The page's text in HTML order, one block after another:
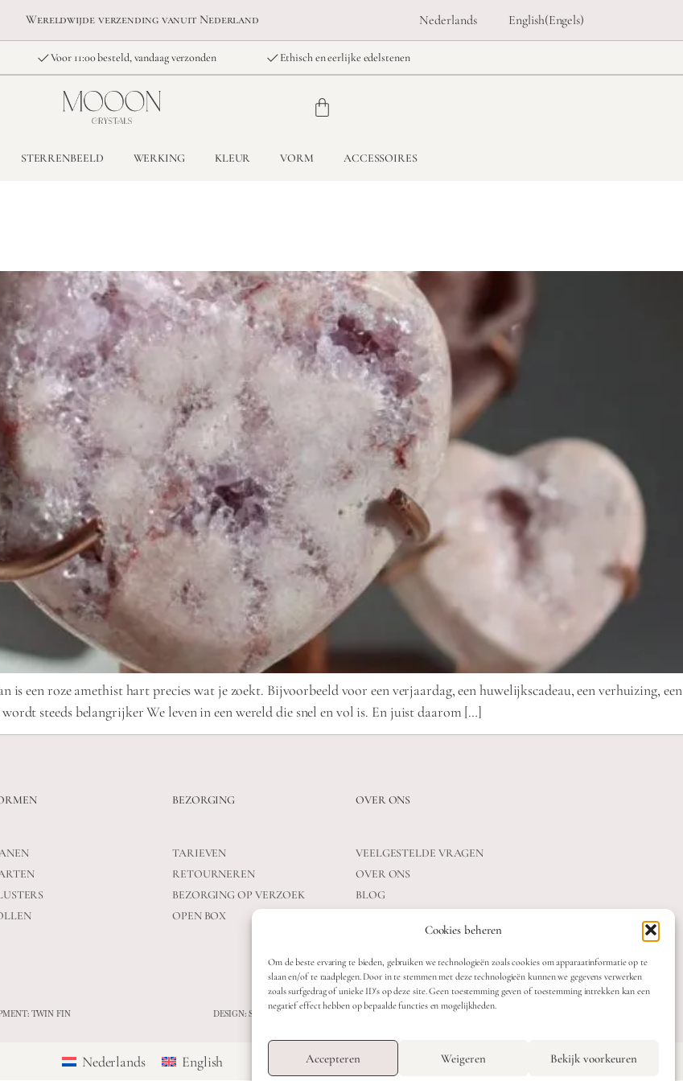
Cookies beheren
Om de beste ervaring te bieden, gebruiken we technologieën zoals cookies om apparaatinformatie op te
slaan en/of te raadplegen. Door in te stemmen met deze technologieën kunnen we gegevens verwerken
zoals surfgedrag of unieke ID's op deze site. Geen toestemming geven of toestemming intrekken kan een
negatief effect hebben op bepaalde functies en mogelijkheden.
Accepteren Weigeren Bekijk voorkeuren
Wereldwijde verzending vanuit Nederland Nederlands English(Engels)
Voor 11:00 besteld, vandaag verzonden Ethisch en eerlijke edelstenen
STERRENBEELD WERKING KLEUR VORM ACCESSOIRES
is een roze amethist hart precies wat je zoekt. Bijvoorbeeld voor een verjaardag, een huwelijkscadeau, een verhuizing, een
steeds belangrijker We leven in een wereld die snel en vol is. En juist daarom […]
BEZORGING
TARIEVEN
RETOURNEREN
BEZORGING OP VERZOEK
OPEN BOX
OVER ONS
VEELGESTELDE VRAGEN
OVER ONS
BLOG
TWIN FIN DESIGN: STUDIO SANNE-LOTTE
Nederlands English